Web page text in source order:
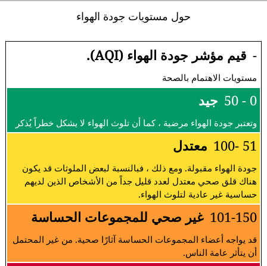
حول مستويات جودة الهواء
- قيم مؤشر جودة الهواء (AQI).
مستويات الاهتمام بالصحة
0 - 50 جيد
وتعتبر جودة الهواء مرضية ، كما أن تلوث الهواء لا يشكل خطراً يُذكر
51 -100 معتدل
جودة الهواء مقبولة. ومع ذلك ، فبالنسبة لبعض الملوثات قد يكون
هناك قلق صحي معتدل لعدد قليل جداً من الأشخاص الذين لديهم
حساسية غير عادية لتلوث الهواء.
101-150 غير صحي للمجموعات الحساسة
قد يواجه أعضاء المجموعات الحساسة آثارًا صحية. من غير المحتمل
أن يتأثر عامة الناس.